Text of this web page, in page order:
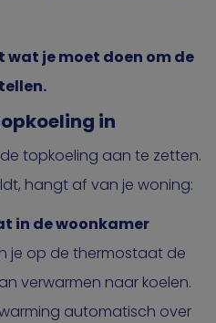
wat je moet doen om de
in
topkoeling aan te zetten.
hangt af van je woning:
in de woonkamer
je op de thermostaat de
verwarmen naar koelen.
automatisch over